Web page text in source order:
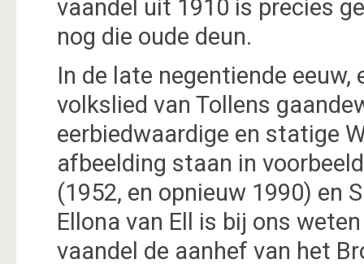
vaandel uit 1910 is precies
nog die oude deun.
In de late negentiende
volkslied van Tollens
eerbiedwaardige en statige
afbeelding staan in
(1952, en opnieuw 1990) en
Ellona van Ell is bij ons
vaandel de aanhef van het